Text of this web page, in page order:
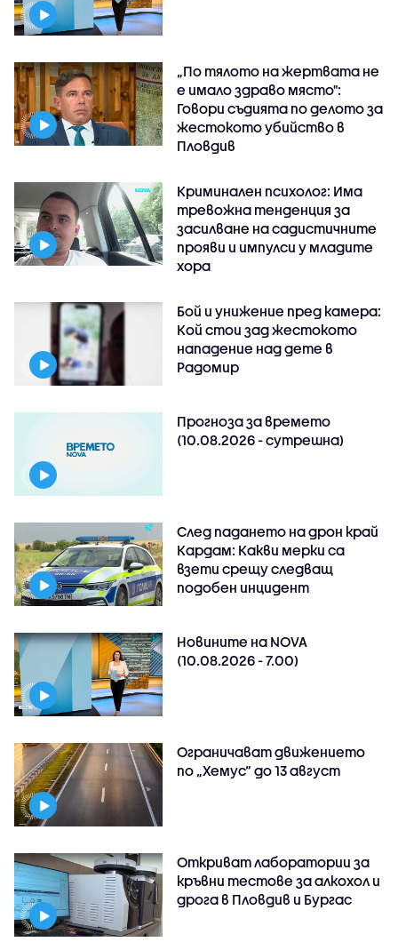
„По тялото на жертвата не
е имало здраво място":
Говори съдията по делото за
жестокото убийство в
Пловдив
Криминален психолог: Има
тревожна тенденция за
засилване на садистичните
прояви и импулси у младите
хора
Бой и унижение пред камера:
Кой стои зад жестокото
нападение над дете в
Радомир
Прогноза за времето
(10.08.2026 - сутрешна)
След падането на дрон край
Кардам: Какви мерки са
взети срещу следващ
подобен инцидент
Новините на NOVA
(10.08.2026 - 7.00)
Ограничават движението
по „Хемус“ до 13 август
Откриват лаборатории за
кръвни тестове за алкохол и
дрога в Пловдив и Бургас